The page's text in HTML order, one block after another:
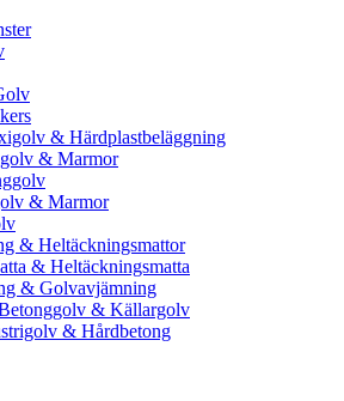
& Härdplastbeläggning
& Marmor
& Marmor
& Heltäckningsmattor
& Heltäckningsmatta
& Golvavjämning
& Källargolv
& Hårdbetong